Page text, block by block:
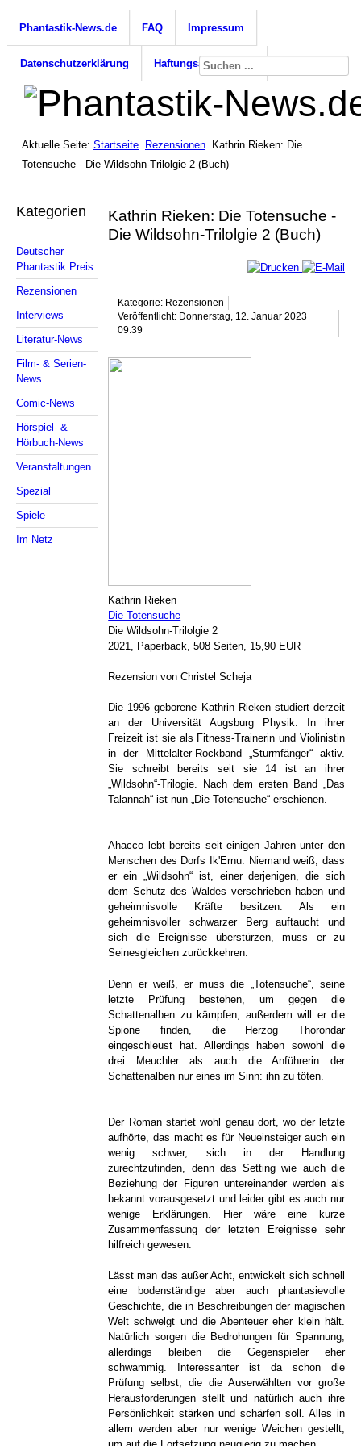
Phantastik-News.de FAQ Impressum
Datenschutzerklärung Haftungsausschluss
Aktuelle Seite: Startseite Rezensionen
Kathrin Rieken: Die
Totensuche - Die Wildsohn-Trilolgie 2 (Buch)
Kategorien
Deutscher
Phantastik Preis
Rezensionen
Interviews
Literatur-News
Film- & Serien-
News
Comic-News
Hörspiel- &
Hörbuch-News
Veranstaltungen
Spezial
Spiele
Im Netz
Kathrin Rieken: Die Totensuche -
Die Wildsohn-Trilolgie 2 (Buch)
Kategorie: Rezensionen
Veröffentlicht: Donnerstag, 12. Januar 2023
09:39
Kathrin Rieken
Die Totensuche
Die Wildsohn-Trilolgie 2
2021, Paperback, 508 Seiten, 15,90 EUR
Rezension von Christel Scheja
Die 1996 geborene Kathrin Rieken studiert derzeit
an der Universität Augsburg Physik. In ihrer
Freizeit ist sie als Fitness-Trainerin und Violinistin
in der Mittelalter-Rockband „Sturmfänger“ aktiv.
Sie schreibt bereits seit sie 14 ist an ihrer
„Wildsohn“-Trilogie. Nach dem ersten Band „Das
Talannah“ ist nun „Die Totensuche“ erschienen.
Ahacco lebt bereits seit einigen Jahren unter den
Menschen des Dorfs Ik'Ernu. Niemand weiß, dass
er ein „Wildsohn“ ist, einer derjenigen, die sich
dem Schutz des Waldes verschrieben haben und
geheimnisvolle Kräfte besitzen. Als ein
geheimnisvoller schwarzer Berg auftaucht und
sich die Ereignisse überstürzen, muss er zu
Seinesgleichen zurückkehren.
Denn er weiß, er muss die „Totensuche“, seine
letzte Prüfung bestehen, um gegen die
Schattenalben zu kämpfen, außerdem will er die
Spione finden, die Herzog Thorondar
eingeschleust hat. Allerdings haben sowohl die
drei Meuchler als auch die Anführerin der
Schattenalben nur eines im Sinn: ihn zu töten.
Der Roman startet wohl genau dort, wo der letzte
aufhörte, das macht es für Neueinsteiger auch ein
wenig schwer, sich in der Handlung
zurechtzufinden, denn das Setting wie auch die
Beziehung der Figuren untereinander werden als
bekannt vorausgesetzt und leider gibt es auch nur
wenige Erklärungen. Hier wäre eine kurze
Zusammenfassung der letzten Ereignisse sehr
hilfreich gewesen.
Lässt man das außer Acht, entwickelt sich schnell
eine bodenständige aber auch phantasievolle
Geschichte, die in Beschreibungen der magischen
Welt schwelgt und die Abenteuer eher klein hält.
Natürlich sorgen die Bedrohungen für Spannung,
allerdings bleiben die Gegenspieler eher
schwammig. Interessanter ist da schon die
Prüfung selbst, die die Auserwählten vor große
Herausforderungen stellt und natürlich auch ihre
Persönlichkeit stärken und schärfen soll. Alles in
allem werden aber nur wenige Weichen gestellt,